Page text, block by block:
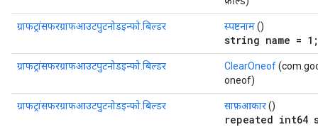
ग्राफट्रांसफरग्राफआउटपुटनोडइन्फो.बिल्डर स्पष्टनाम()
string name = 1;
ग्राफट्रांसफरग्राफआउटपुटनोडइन्फो.बिल्डर ClearOneof
oneof)
ग्राफट्रांसफरग्राफआउटपुटनोडइन्फो.बिल्डर साफ़आकार()
repeated int64